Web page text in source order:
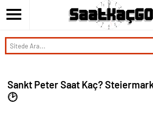
Sankt Peter Saat Kaç?
🕑